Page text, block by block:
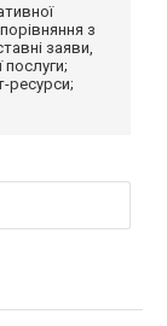
з
заяви,
послуги;
ресурси;